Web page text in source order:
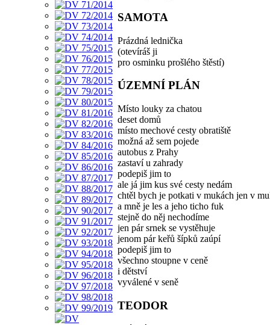
SAMOTA
Prázdná lednička
(otevíráš ji
pro osminku prošlého štěstí)
ÚZEMNÍ PLÁN
Místo louky za chatou
deset domů
místo mechové cesty obratiště
možná až sem pojede
autobus z Prahy
zastaví u zahrady
podepiš jim to
ale já jim kus své cesty nedám
chtěl bych je potkati v mukách jen v
a mně je les a jeho ticho fuk
stejně do něj nechodíme
jen pár srnek se vystěhuje
jenom pár keřů šípků zaúpí
podepiš jim to
všechno stoupne v ceně
i dětství
vyválené v seně
TEODOR